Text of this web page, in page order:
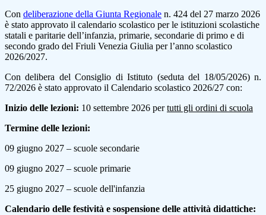
Con deliberazione della Giunta Regionale n. 424 del 27 marzo 2026
è stato approvato il calendario scolastico per le istituzioni scolastiche
statali e paritarie dell’infanzia, primarie, secondarie di primo e di
secondo grado del Friuli Venezia Giulia per l’anno scolastico
2026/2027.
Con delibera del Consiglio di Istituto (seduta del 18/05/2026) n.
72/2026 è stato approvato il Calendario scolastico 2026/27 con:
Inizio delle lezioni: 10 settembre 2026 pertutti gli ordini di scuola
Termine delle lezioni:
09 giugno 2027 – scuole secondarie
09 giugno 2027 – scuole primarie
25 giugno 2027 – scuole dell'infanzia
Calendario delle festività e sospensione delle attività didattiche: